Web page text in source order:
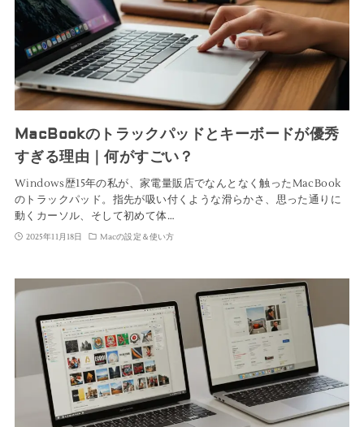
MacBookのトラックパッドとキーボードが優秀
すぎる理由｜何がすごい？
Windows歴15年の私が、家電量販店でなんとなく触ったMacBook
のトラックパッド。指先が吸い付くような滑らかさ、思った通りに
動くカーソル、そして初めて体…
2025年11月18日 Macの設定＆使い方